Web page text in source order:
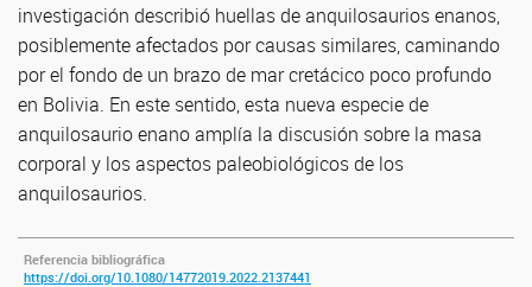
investigación describió huellas de anquilosaurios enanos,
posiblemente afectados por causas similares, caminando
por el fondo de un brazo de mar cretácico poco profundo
en Bolivia. En este sentido, esta nueva especie de
anquilosaurio enano amplía la discusión sobre la masa
corporal y los aspectos paleobiológicos de los
anquilosaurios.
Referencia bibliográfica
https://doi.org/10.1080/14772019.2022.2137441